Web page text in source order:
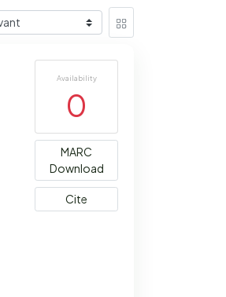
Availability
0
MARC
Download
Cite